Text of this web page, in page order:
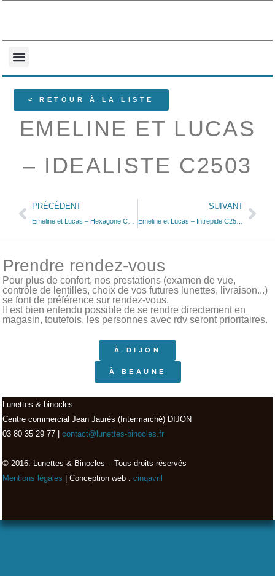
< RETOUR À LA LISTE
EMELINE ET LUCAS
– IDEALISTE C2503
PRÉCÉDENT SUIVANT
Emeline et Lucas – Intrepide C2502
Prendre rendez-vous
Pour plus de confort, nos prestations (examen de vue,
contrôle de lentilles, choix de vos futures lunettes, livraison...)
se font de préférence sur rendez-vous.
Il est bien entendu possible de se rendre directement en
magasin, toutefois, les personnes avec rdv seront prioritaires.
À DIJON
À BEAUNE
Lunettes & binocles
Centre commercial Jean Jaurès (Intermarché) DIJON
03 80 35 29 77 |
contact@lunettes-binocles.fr
© 2016. Lunettes & Binocles – Tous droits réservés​
Mentions légales | Conception web : cinqavril